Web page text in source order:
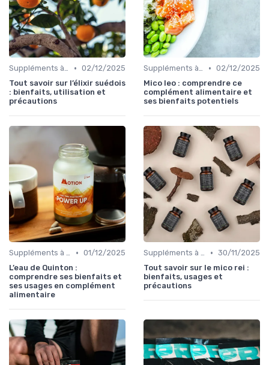
Suppléments à base de plantes • 02/12/2025
Tout savoir sur l’élixir suédois
: bienfaits, utilisation et
précautions
Suppléments à base de plantes • 02/12/2025
Mico leo : comprendre ce
complément alimentaire et
ses bienfaits potentiels
Suppléments à base de plantes • 01/12/2025
L’eau de Quinton :
comprendre ses bienfaits et
ses usages en complément
alimentaire
Suppléments à base de plantes • 30/11/2025
Tout savoir sur le mico rei :
bienfaits, usages et
précautions